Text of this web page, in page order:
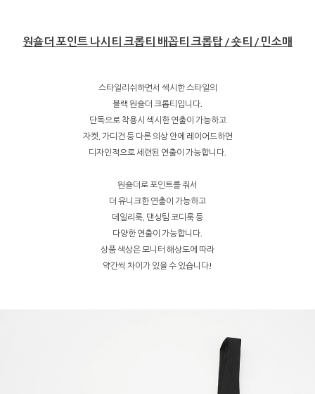
원숄더 포인트 나시티 크롭티 배꼽티 크롭탑 / 숏티 / 민소매
스타일리쉬하면서 섹시한 스타일의
블랙 원숄더 크롭티입니다.
단독으로 착용시 섹시한 연출이 가능하고
자켓, 가디건 등 다른 의상 안에 레이어드하면
디자인적으로 세련된 연출이 가능합니다.
원숄더로 포인트를 줘서
더 유니크한 연출이 가능하고
데일리룩, 댄싱팀 코디룩 등
다양한 연출이 가능합니다.
상품 색상은 모니터 해상도에 따라
약간씩 차이가 있을 수 있습니다!